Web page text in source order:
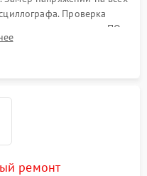
Проверка
специализированного ПО
ремонт